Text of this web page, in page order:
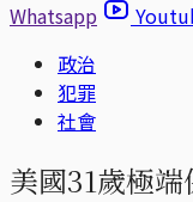
Whatsapp
政治
犯罪
社會
美國31歲極